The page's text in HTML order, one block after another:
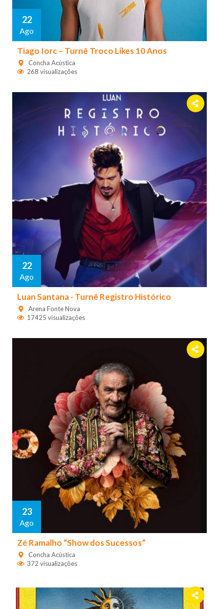
22
Ago
Tiago Iorc – Turnê Troco Likes 10 Anos
Concha Acústica
268 visualizações
22
Ago
Luan Santana - Turnê Registro Histórico
Arena Fonte Nova
17425 visualizações
23
Ago
Zé Ramalho “Show dos Sucessos”
Concha Acústica
372 visualizações